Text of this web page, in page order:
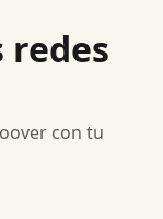
con tu